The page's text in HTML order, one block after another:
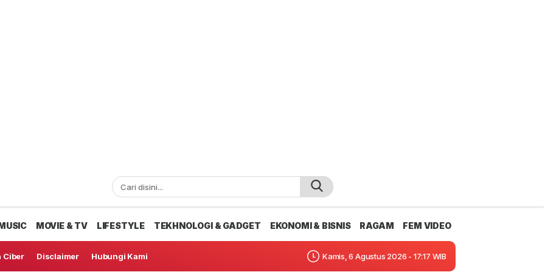
MOVIE & TV LIFESTYLE TEKHNOLOGI & GADGET EKONOMI & BISNIS RAGAM FEM VIDEO
Ciber Disclaimer Hubungi Kami Kamis, 6 Agustus 2026 - 17:17 WIB